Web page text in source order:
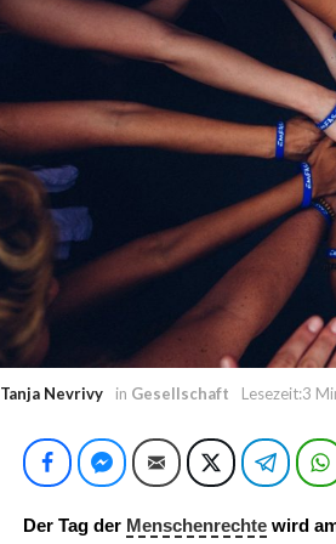
Tanja Nevrivy in Gesellschaft Lesezeit:3
FacebookFacebook Messenger
E-Mail Twitter
Der Tag der Menschenrechte wird